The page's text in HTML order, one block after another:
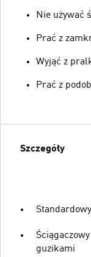
Nie używać
Prać z
Wyjąć z
Prać z
Szczegóły
guzikami